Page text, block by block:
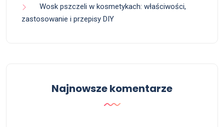
Wosk pszczeli w kosmetykach: właściwości,
zastosowanie i przepisy DIY
Najnowsze komentarze